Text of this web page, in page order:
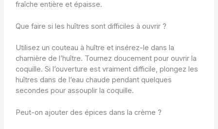
fraîche entière et épaisse.
Que faire si les huîtres sont difficiles à ouvrir ?
Utilisez un couteau à huître et insérez-le dans la
charnière de l’huître. Tournez doucement pour ouvrir la
coquille. Si l’ouverture est vraiment difficile, plongez les
huîtres dans de l’eau chaude pendant quelques
secondes pour assouplir la coquille.
Peut-on ajouter des épices dans la crème ?